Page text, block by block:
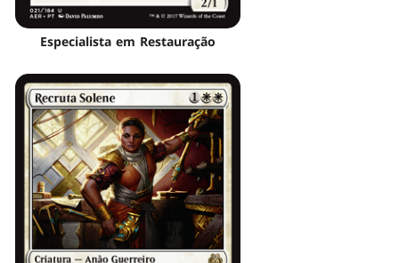
Especialista em Restauração